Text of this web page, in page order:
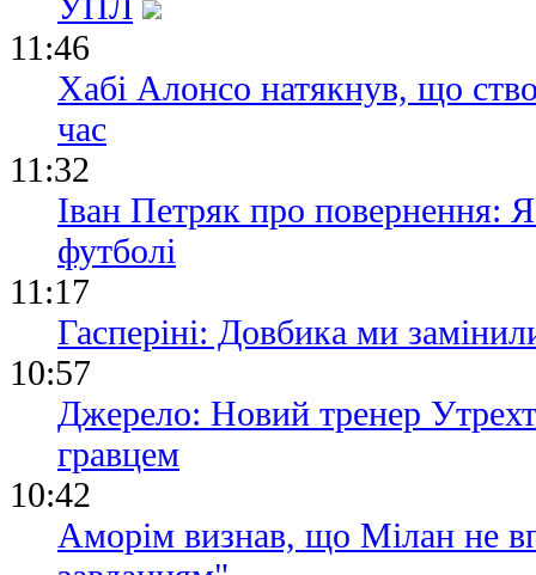
11:46
Хабі Алонсо натякнув, що
час
11:32
Іван Петряк про повернення:
футболі
11:17
Гасперіні: Довбика ми
10:57
Джерело: Новий тренер
гравцем
10:42
Аморім визнав, що Мілан не